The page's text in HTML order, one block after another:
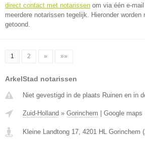
direct contact met notarissen om via één e-
meerdere notarissen tegelijk. Hieronder worden
getoond.
1 2 » »»
ArkelStad notarissen
Niet gevestigd in de plaats Ruinen en in
Zuid-Holland » Gorinchem Google maps
Kleine Landtong 17, 4201 HL Gorinchem (